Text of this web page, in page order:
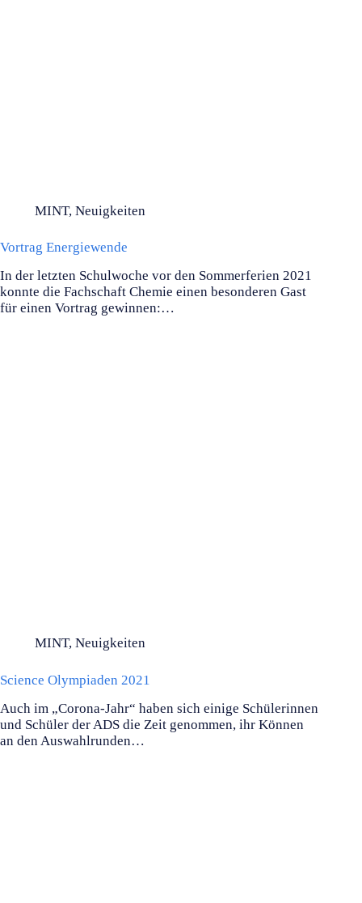
MINT, Neuigkeiten
Vortrag Energiewende
In der letzten Schulwoche vor den Sommerferien 2021
konnte die Fachschaft Chemie einen besonderen Gast
für einen Vortrag gewinnen:…
MINT, Neuigkeiten
Science Olympiaden 2021
Auch im „Corona-Jahr“ haben sich einige Schülerinnen
und Schüler der ADS die Zeit genommen, ihr Können
an den Auswahlrunden…